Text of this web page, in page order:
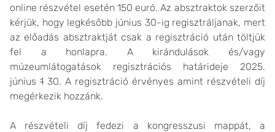
online részvétel esetén 150 euró. Az absztraktok szerzőit
kérjük, hogy legkésőbb június 30-ig regisztráljanak, mert
az előadás absztraktját csak a regisztráció után töltjük
fel a honlapra. A kirándulások és/vagy
múzeumlátogatások regisztrációs határideje 2025.
június 1 30. A regisztráció érvényes amint részvételi díj
megérkezik hozzánk.
A részvételi díj fedezi a kongresszusi mappát, a